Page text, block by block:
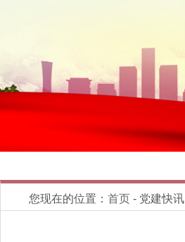
您现在的位置： 首页 - 党建快讯